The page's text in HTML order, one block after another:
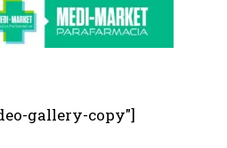
gallery-copy"]